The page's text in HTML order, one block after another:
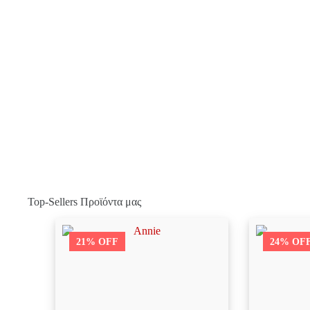
Top-Sellers Προϊόντα μας
21% OFF 24%